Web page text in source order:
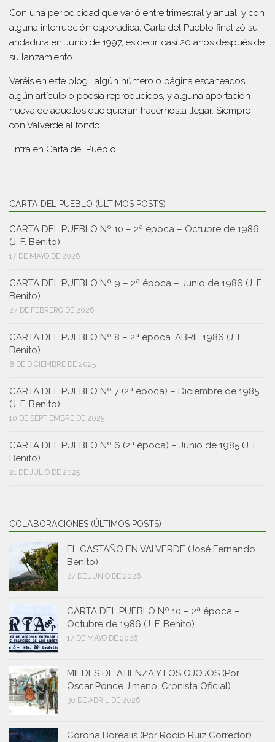
Con una periodicidad que varió entre trimestral y anual, y con
alguna interrupción esporádica, Carta del Pueblo finalizó su
andadura en Junio de 1997, es decir, casi 20 años después de
su lanzamiento.
Veréis en este blog , algún número o página escaneados,
algún artículo o poesía reproducidos, y alguna aportación
nueva de aquellos que quieran hacérnosla llegar. Siempre
con Valverde al fondo.
Entra en Carta del Pueblo
CARTA DEL PUEBLO (ÚLTIMOS POSTS)
CARTA DEL PUEBLO Nº 10 – 2ª época – Octubre de 1986
(J. F. Benito)
17 DE MAYO DE 2026
CARTA DEL PUEBLO Nº 9 – 2ª época – Junio de 1986 (J. F.
Benito)
27 DE FEBRERO DE 2026
CARTA DEL PUEBLO Nº 8 – 2ª época. ABRIL 1986 (J. F.
Benito)
8 DE DICIEMBRE DE 2025
CARTA DEL PUEBLO Nº 7 (2ª época) – Diciembre de 1985
(J. F. Benito)
10 DE SEPTIEMBRE DE 2025
CARTA DEL PUEBLO Nº 6 (2ª época) – Junio de 1985 (J. F.
Benito)
21 DE JULIO DE 2025
COLABORACIONES (ÚLTIMOS POSTS)
EL CASTAÑO EN VALVERDE (José Fernando
Benito)
27 DE JUNIO DE 2026
CARTA DEL PUEBLO Nº 10 – 2ª época –
Octubre de 1986 (J. F. Benito)
17 DE MAYO DE 2026
MIEDES DE ATIENZA Y LOS OJOJÓS (Por
Oscar Ponce Jimeno, Cronista Oficial)
30 DE ABRIL DE 2026
Corona Borealis (Por Rocío Ruiz Corredor)